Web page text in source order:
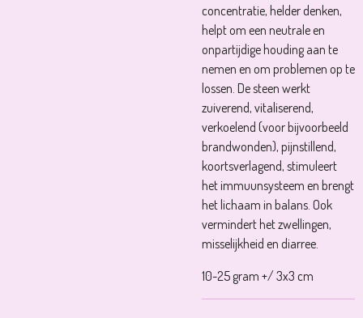
concentratie, helder denken,
helpt om een neutrale en
onpartijdige houding aan te
nemen en om problemen op te
lossen. De steen werkt
zuiverend, vitaliserend,
verkoelend (voor bijvoorbeeld
brandwonden), pijnstillend,
koortsverlagend, stimuleert
het immuunsysteem en brengt
het lichaam in balans. Ook
vermindert het zwellingen,
misselijkheid en diarree.
10-25 gram +/ 3x3 cm